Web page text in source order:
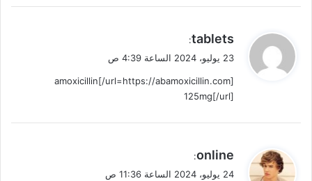
ي
ق
ل
tablets
:
23 يوليو، 2024 الساعة 4:39 ص
[url=https://abamoxicillin.com/]amoxicillin
125mg[/url]
ي
ق
online
:
24 يوليو، 2024 الساعة 11:36 ص